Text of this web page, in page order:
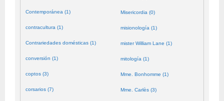
Contemporánea (1)
contracultura (1)
Contrariedades domésticas (1)
conversión (1)
coptos (3)
corsarios (7)
Misericordia (0)
misionología (1)
mister William Lane (1)
mitología (1)
Mme. Bonhomme (1)
Mme. Carlès (3)